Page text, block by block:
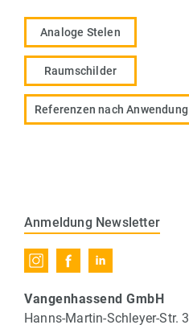
Analoge Stelen
Raumschilder
Referenzen nach Anwendung
Anmeldung Newsletter
Vangenhassend GmbH
Hanns-Martin-Schleyer-Str. 3